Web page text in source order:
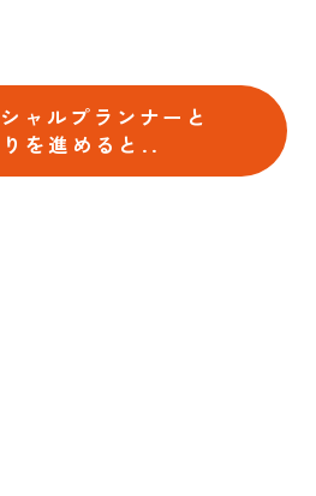
ャルプランナーと
を進めると..